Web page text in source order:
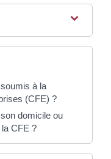
à la
(CFE) ?
domicile ou
CFE ?